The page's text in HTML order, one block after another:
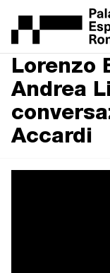
Lorenzo
Andrea
Accardi